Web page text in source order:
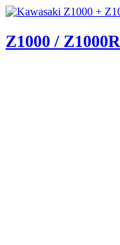
Z1000 / Z1000R